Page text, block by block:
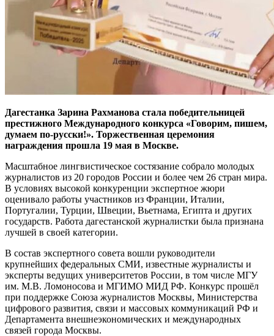
Дагестанка Зарина Рахманова стала победительницей
престижного Международного конкурса «Говорим, пишем,
думаем по-русски!». Торжественная церемония
награждения прошла 19 мая в Москве.
Масштабное лингвистическое состязание собрало молодых
журналистов из 20 городов России и более чем 26 стран мира.
В условиях высокой конкуренции экспертное жюри
оценивало работы участников из Франции, Италии,
Португалии, Турции, Швеции, Вьетнама, Египта и других
государств. Работа дагестанской журналистки была признана
лучшей в своей категории.
В состав экспертного совета вошли руководители
крупнейших федеральных СМИ, известные журналисты и
эксперты ведущих университетов России, в том числе МГУ
им. М.В. Ломоносова и МГИМО МИД РФ. Конкурс прошёл
при поддержке Союза журналистов Москвы, Министерства
цифрового развития, связи и массовых коммуникаций РФ и
Департамента внешнеэкономических и международных
связей города Москвы.